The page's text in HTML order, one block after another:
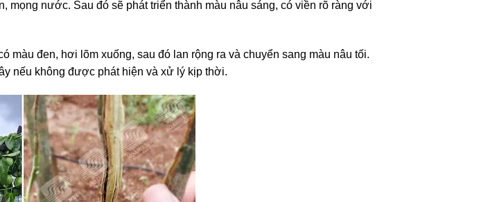
mọng nước. Sau đó sẽ phát triển thành màu nâu sáng, có viền rõ ràng với
màu đen, hơi lõm xuống, sau đó lan rộng ra và chuyển sang màu nâu tối.
nếu không được phát hiện và xử lý kịp thời.